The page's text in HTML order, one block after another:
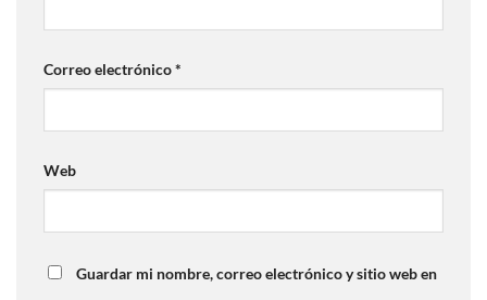
Correo electrónico*
Web
Guardar mi nombre, correo electrónico y sitio web en